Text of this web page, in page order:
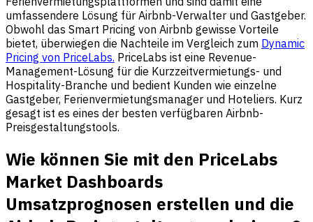
umfassendere Lösung für Airbnb-Verwalter und Gastgeber.
Obwohl das Smart Pricing von Airbnb gewisse Vorteile
bietet, überwiegen die Nachteile im Vergleich zum Dynamic
Pricing von PriceLabs. PriceLabs ist eine Revenue-
Management-Lösung für die Kurzzeitvermietungs- und
Hospitality-Branche und bedient Kunden wie einzelne
Gastgeber, Ferienvermietungsmanager und Hoteliers. Kurz
gesagt ist es eines der besten verfügbaren Airbnb-
Preisgestaltungstools.
Wie können Sie mit den PriceLabs
Market Dashboards
Umsatzprognosen erstellen und die